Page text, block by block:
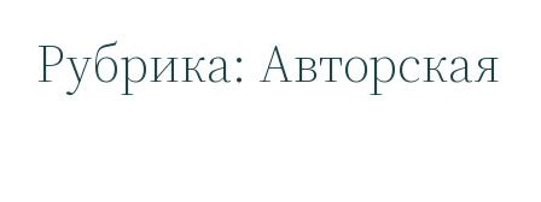
Рубрика: Авторская